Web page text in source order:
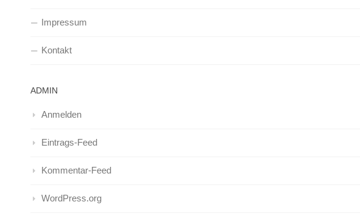
Impressum
Kontakt
ADMIN
Anmelden
Eintrags-Feed
Kommentar-Feed
WordPress.org